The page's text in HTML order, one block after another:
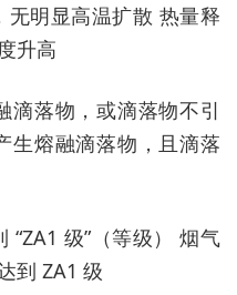
明显高温扩散 热量释
升高
滴落物，或滴落物不引
生熔融滴落物，且滴落
“ZA1 级”（等级） 烟气
到 ZA1 级